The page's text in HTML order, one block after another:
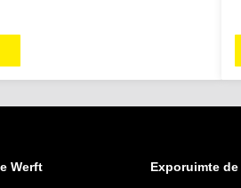
Werft Exporuimte de